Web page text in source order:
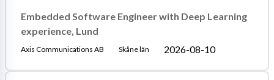
Embedded Software Engineer with Deep Learning
experience, Lund
Axis Communications AB Skåne län 2026-08-10